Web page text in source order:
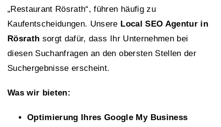
„Restaurant Rösrath“, führen häufig zu
Kaufentscheidungen. Unsere Local SEO Agentur in
Rösrath sorgt dafür, dass Ihr Unternehmen bei
diesen Suchanfragen an den obersten Stellen der
Suchergebnisse erscheint.
Was wir bieten:
Optimierung Ihres Google My Business